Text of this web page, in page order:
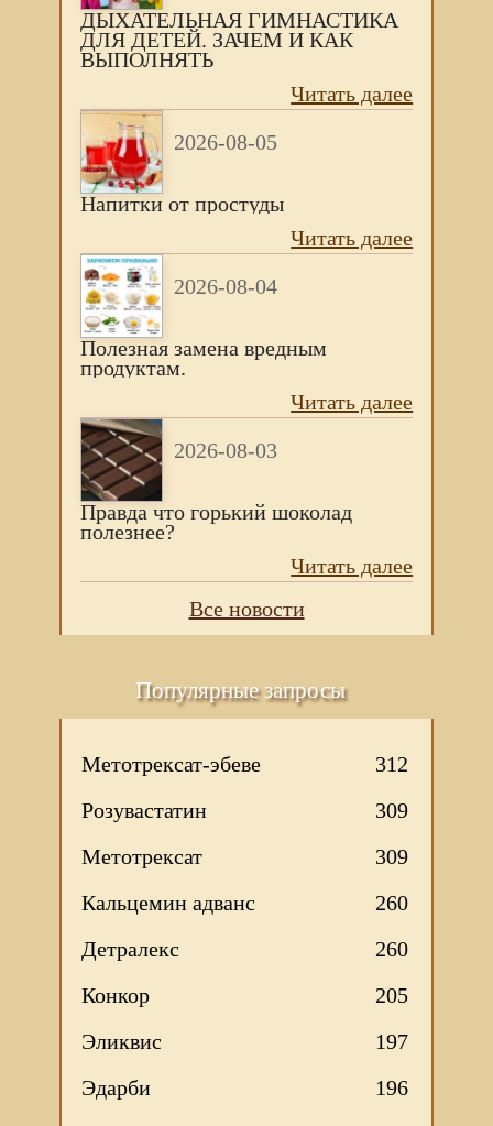
ДЫХАТЕЛЬНАЯ ГИМНАСТИКА
ДЛЯ ДЕТЕЙ. ЗАЧЕМ И КАК
ВЫПОЛНЯТЬ
Читать далее
2026-08-05
Напитки от простуды
Читать далее
2026-08-04
Полезная замена вредным
продуктам.
Читать далее
2026-08-03
Правда что горький шоколад
полезнее?
Читать далее
Все новости
Популярные запросы
Метотрексат-эбеве
312
Розувастатин
309
Метотрексат
309
Кальцемин адванс
260
Детралекс
260
Конкор
205
Эликвис
197
Эдарби
196